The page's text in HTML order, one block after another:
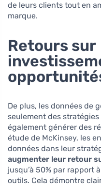
de leurs clients tout en
marque.
Retours sur
De plus, les données de
seulement des
également générer des
étude de McKinsey, les
données dans leur
augmenter leur retour
jusqu’à 50% par rapport
outils. Cela démontre